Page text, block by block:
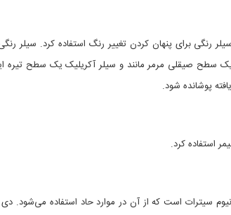
رنگی برای پنهان کردن تغییر رنگ استفاده کرد. سیلر
سطح صیقلی مرمر مانند و سیلر آکریلیک یک سطح تیره
پوشانده شود.
استفاده کرد.
سیترات است که از آن در موارد حاد استفاده می‌شود. دی